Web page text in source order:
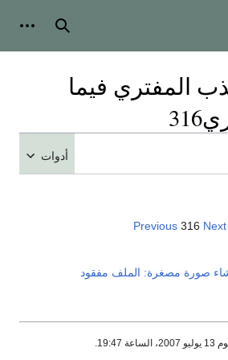
بحث
المفتري فيما
أدوات
Previous 316 Next
صورة مصغرة: الملف مفقود